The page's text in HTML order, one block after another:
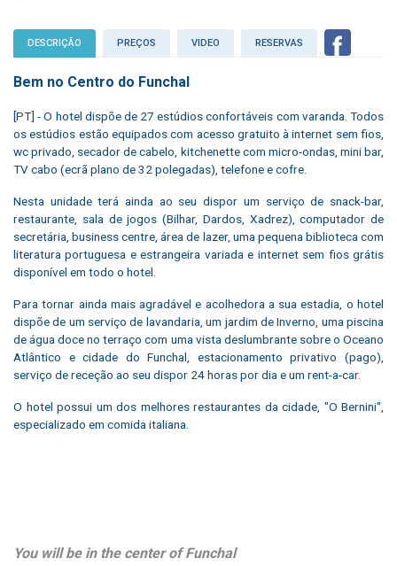
DESCRIÇÃO PREÇOS VIDEO RESERVAS
Bem no Centro do Funchal
[PT] - O hotel dispõe de 27 estúdios confortáveis com varanda. Todos
os estúdios estão equipados com acesso gratuito à internet sem fios,
wc privado, secador de cabelo, kitchenette com micro-ondas, mini bar,
TV cabo (ecrã plano de 32 polegadas), telefone e cofre.
Nesta unidade terá ainda ao seu dispor um serviço de snack-bar,
restaurante, sala de jogos (Bilhar, Dardos, Xadrez), computador de
secretária, business centre, área de lazer, uma pequena biblioteca com
literatura portuguesa e estrangeira variada e internet sem fios grátis
disponível em todo o hotel.
Para tornar ainda mais agradável e acolhedora a sua estadia, o hotel
dispõe de um serviço de lavandaria, um jardim de Inverno, uma piscina
de água doce no terraço com uma vista deslumbrante sobre o Oceano
Atlântico e cidade do Funchal, estacionamento privativo (pago),
serviço de receção ao seu dispor 24 horas por dia e um rent-a-car.
O hotel possui um dos melhores restaurantes da cidade, "O Bernini",
especializado em comida italiana.
You will be in the center of Funchal